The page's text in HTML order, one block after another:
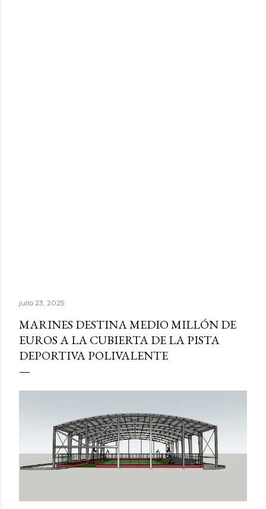
julio 23, 2025
MARINES DESTINA MEDIO MILLÓN DE
EUROS A LA CUBIERTA DE LA PISTA
DEPORTIVA POLIVALENTE